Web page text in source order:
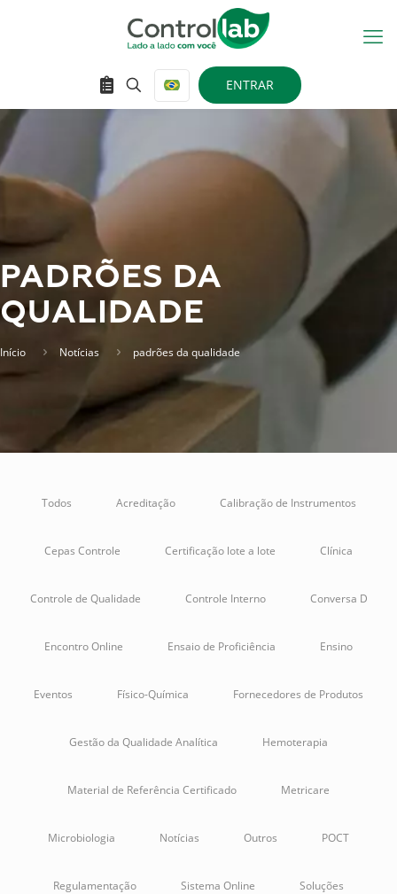
ENTRAR
PADRÕES DA
QUALIDADE
Início Notícias padrões da qualidade
Todos Acreditação Calibração de Instrumentos
Cepas Controle Certificação lote a lote Clínica
Controle de Qualidade Controle Interno Conversa D
Encontro Online Ensaio de Proficiência Ensino
Eventos Físico-Química Fornecedores de Produtos
Gestão da Qualidade Analítica Hemoterapia
Material de Referência Certificado Metricare
Microbiologia Notícias Outros POCT
Regulamentação Sistema Online Soluções